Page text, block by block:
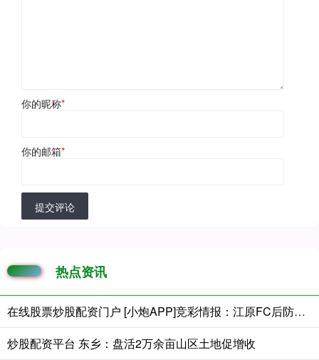
你的昵称*
你的邮箱*
提交评论
热点资讯
在线股票炒股配资门户 [小炮APP]竞彩情报：江原FC后防核心回归
炒股配资平台 东乡：盘活2万余亩山区土地促增收